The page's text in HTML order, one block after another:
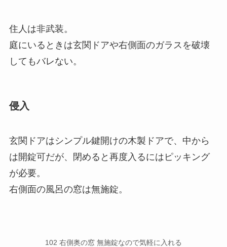
住人は非武装。
庭にいるときは玄関ドアや右側面のガラスを破壊
してもバレない。
侵入
玄関ドアはシンプル鍵開けの木製ドアで、中から
は開錠可だが、閉めると再度入るにはピッキング
が必要。
右側面の風呂の窓は無施錠。
102 右側奥の窓 無施錠なので気軽に入れる